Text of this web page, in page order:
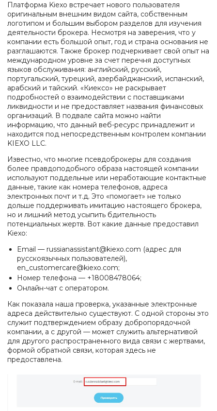
Платформа Kiexo встречает нового пользователя
оригинальным внешним видом сайта, собственным
логотипом и большим выбором разделов для изучения
деятельности брокера. Несмотря на заверения, что у
компании есть большой опыт, год и страна основания не
разглашаются. Также брокер подчеркивает свой опыт на
международном уровне за счет перечня доступных
языков обслуживания: английский, русский,
португальский, турецкий, азербайджанский, испанский,
арабский и тайский. «Киексо» не раскрывает
подробностей о взаимодействии с поставщиками
ликвидности и не предоставляет названия финансовых
организаций. В подвале сайта можно найти
информацию, что данный веб-ресурс принадлежит и
находится под непосредственным контролем компании
KIEXO LLC.
Известно, что многие псевдоброкеры для создания
более правдоподобного образа настоящей компании
используют поддельные или неработающие контактные
данные, такие как номера телефонов, адреса
электронных почт и т.д. Это «помогает» не только
дольше поддерживать имитацию настоящего брокера,
но и лишний метод усыпить бдительность
потенциальных жертв. Вот какие данные предоставил
Kiexo:
Email — russianassistant@kiexo.com (адрес для
русскоязычных пользователей),
en_customercare@kiexo.com;
Номер телефона — +18008478064;
Онлайн-чат с оператором.
Как показала наша проверка, указанные электронные
адреса действительно существуют. С одной стороны это
служит подтверждением образу добропорядочной
компании, а с другой — может служить альтернативой
для другого распространенного вида связи с жертвами,
формой обратной связи, которая здесь не
предоставлена.